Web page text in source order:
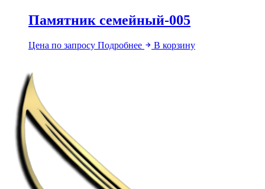
Памятник семейный-005
Цена по запросу Подробнее В корзину